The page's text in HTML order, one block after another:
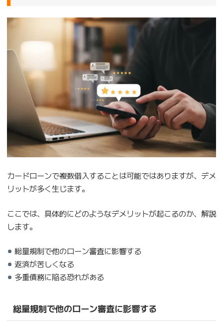
カードローンで複数借入することは可能ではありますが、デメ
リットが多く生じます。
ここでは、具体的にどのようなデメリットが起こるのか、解説
します。
総量規制で他のローン審査に影響する
返済が苦しくなる
多重債務に陥る恐れがある
総量規制で他のローン審査に影響する